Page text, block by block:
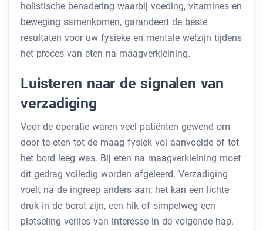
holistische benadering waarbij voeding, vitamines en
beweging samenkomen, garandeert de beste
resultaten voor uw fysieke en mentale welzijn tijdens
het proces van eten na maagverkleining.
Luisteren naar de signalen van
verzadiging
Voor de operatie waren veel patiënten gewend om
door te eten tot de maag fysiek vol aanvoelde of tot
het bord leeg was. Bij eten na maagverkleining moet
dit gedrag volledig worden afgeleerd. Verzadiging
voelt na de ingreep anders aan; het kan een lichte
druk in de borst zijn, een hik of simpelweg een
plotseling verlies van interesse in de volgende hap.